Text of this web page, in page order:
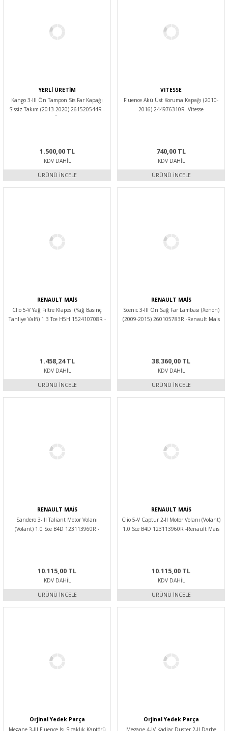
YERLİ ÜRETİM
Kango 3-III Ön Tampon Sis Far Kapağı
Sissiz Takım (2013-2020) 261520544R -
1.500,00 TL
KDV DAHIL
ÜRÜNÜ İNCELE
VITESSE
Fluence Akü Üst Koruma Kapağı (2010-
2016) 244976310R -Vitesse
740,00 TL
KDV DAHIL
ÜRÜNÜ İNCELE
RENAULT MAİS
Clio 5-V Yağ Filtre Klapesi (Yağ Basınç
Tahliye Valfi) 1.3 Tce H5H 152410708R -
1.458,24 TL
KDV DAHIL
ÜRÜNÜ İNCELE
RENAULT MAİS
Scenic 3-III Ön Sağ Far Lambası (Xenon)
(2009-2015) 260105783R -Renault Mais
38.360,00 TL
KDV DAHIL
ÜRÜNÜ İNCELE
RENAULT MAİS
Sandero 3-III Taliant Motor Volanı
(Volant) 1.0 Sce B4D 123113960R -
10.115,00 TL
KDV DAHIL
ÜRÜNÜ İNCELE
RENAULT MAİS
Clio 5-V Captur 2-II Motor Volanı (Volant)
1.0 Sce B4D 123113960R -Renault Mais
10.115,00 TL
KDV DAHIL
ÜRÜNÜ İNCELE
Orjinal Yedek Parça
Megane 3-III Fluence Isı Sıcaklık Kaptörü
Orjinal Yedek Parça
Megane 4-IV Kadjar Duster 2-II Darbe